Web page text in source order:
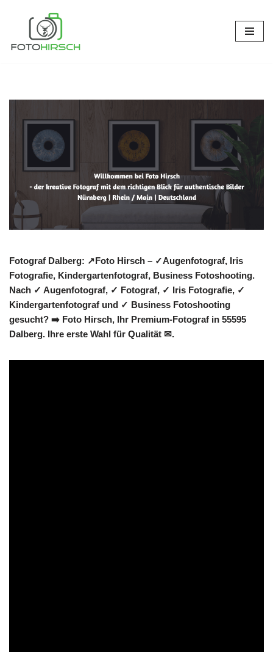
Inhalt
Fotograf Dalberg: ↗️Foto Hirsch – ✓Augenfotograf, Iris
Fotografie, Kindergartenfotograf, Business Fotoshooting.
Nach ✓ Augenfotograf, ✓ Fotograf, ✓ Iris Fotografie, ✓
Kindergartenfotograf und ✓ Business Fotoshooting
gesucht? ➡️ Foto Hirsch, Ihr Premium-Fotograf in 55595
Dalberg. Ihre erste Wahl für Qualität ✉.